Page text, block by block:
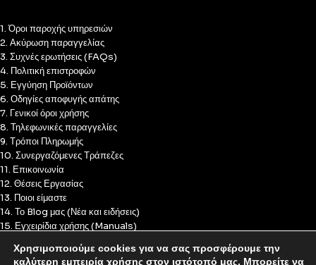
1. Όροι παροχής υπηρεσιών
2. Ακύρωση παραγγελίας
3. Συχνές ερωτήσεις (FAQs)
4. Πολιτική επιστροφών
5. Εγγύηση Προϊόντων
6. Οδηγίες αποφυγής απάτης
7. Γενικοί όροι χρήσης
8. Τηλεφωνικές παραγγελίες
9. Τρόποι Πληρωμής
10. Συνεργαζόμενες Τράπεζες
11. Επικοινωνία
12. Θέσεις Εργασίας
13. Ποιοι είμαστε
14. Το Blog μας (Νέα και ειδήσεις)
15. Εγχειρίδια χρήσης (Manuals)
17. Πολιτική Cookies
Χρησιμοποιούμε cookies για να σας προσφέρουμε την
καλύτερη εμπειρία χρήσης στον ιστότοπό μας. Μπορείτε να